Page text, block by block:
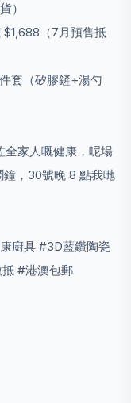
）
（7月預售抵
套（矽膠鏟+湯勺
全家人嘅健康，呢場
，30號晚 8 點我哋
廚具 #3D藍鑽陶瓷
#港澳包郵